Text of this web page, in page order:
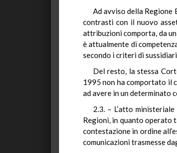
Ad avviso della
contrasti con il nuovo
attribuzioni comporta, da
è attualmente di
secondo i criteri di
Del resto, la stessa
1995 non ha comportato il
ad avere in un determinato
2.3. – L’atto
Regioni, in quanto operato
contestazione in ordine
comunicazioni trasmesse